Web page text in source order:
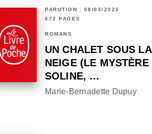
PARUTION : 08/03/2023
672 PAGES
ROMANS
UN CHALET SOUS LA
NEIGE (LE MYSTÈRE
SOLINE, …
Marie-Bernadette Dupuy